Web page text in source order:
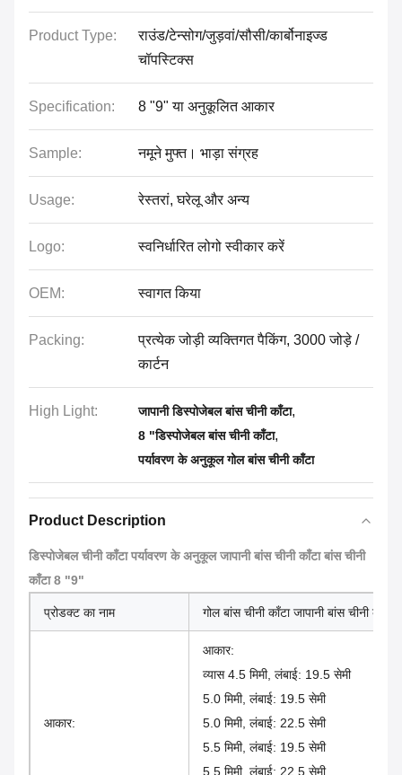
Product Type:
राउंड/टेन्सोग/जुड़वां/सौसी/कार्बोनाइज्ड
चॉपस्टिक्स
Specification: 8 "9" या अनुकूलित आकार
Sample: नमूने मुफ्त। भाड़ा संग्रह
Usage: रेस्तरां, घरेलू और अन्य
Logo: स्वनिर्धारित लोगो स्वीकार करें
OEM: स्वागत किया
Packing:
प्रत्येक जोड़ी व्यक्तिगत पैकिंग, 3000 जोड़े /
कार्टन
High Light: जापानी डिस्पोजेबल बांस चीनी काँटा,
8 "डिस्पोजेबल बांस चीनी काँटा,
पर्यावरण के अनुकूल गोल बांस चीनी काँटा
Product Description
डिस्पोजेबल चीनी काँटा पर्यावरण के अनुकूल जापानी बांस चीनी काँटा बांस चीनी
काँटा 8 "9"
प्रोडक्ट का नाम गोल बांस चीनी काँटा जापानी बांस चीनी काँटा
आकार:
आकार:
व्यास 4.5 मिमी, लंबाई: 19.5 सेमी
5.0 मिमी, लंबाई: 19.5 सेमी
5.0 मिमी, लंबाई: 22.5 सेमी
5.5 मिमी, लंबाई: 19.5 सेमी
5.5 मिमी, लंबाई: 22.5 सेमी